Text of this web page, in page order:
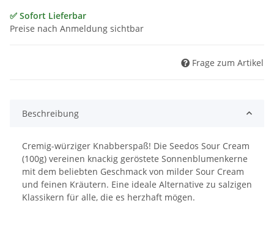
✅ Sofort Lieferbar
Preise nach Anmeldung sichtbar
Frage zum Artikel
Beschreibung
Cremig-würziger Knabberspaß! Die Seedos Sour Cream
(100g) vereinen knackig geröstete Sonnenblumenkerne
mit dem beliebten Geschmack von milder Sour Cream
und feinen Kräutern. Eine ideale Alternative zu salzigen
Klassikern für alle, die es herzhaft mögen.